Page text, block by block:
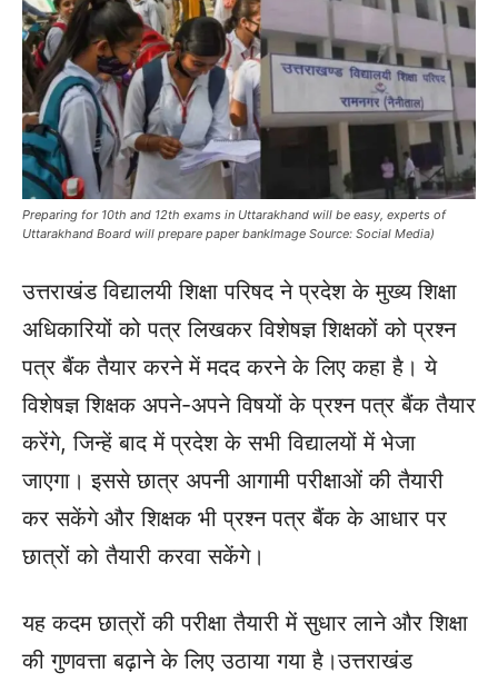
Preparing for 10th and 12th exams in Uttarakhand will be easy, experts of
Uttarakhand Board will prepare paper bankImage Source: Social Media)
उत्तराखंड विद्यालयी शिक्षा परिषद ने प्रदेश के मुख्य शिक्षा
अधिकारियों को पत्र लिखकर विशेषज्ञ शिक्षकों को प्रश्न
पत्र बैंक तैयार करने में मदद करने के लिए कहा है। ये
विशेषज्ञ शिक्षक अपने-अपने विषयों के प्रश्न पत्र बैंक तैयार
करेंगे, जिन्हें बाद में प्रदेश के सभी विद्यालयों में भेजा
जाएगा। इससे छात्र अपनी आगामी परीक्षाओं की तैयारी
कर सकेंगे और शिक्षक भी प्रश्न पत्र बैंक के आधार पर
छात्रों को तैयारी करवा सकेंगे।
यह कदम छात्रों की परीक्षा तैयारी में सुधार लाने और शिक्षा
की गुणवत्ता बढ़ाने के लिए उठाया गया है।उत्तराखंड